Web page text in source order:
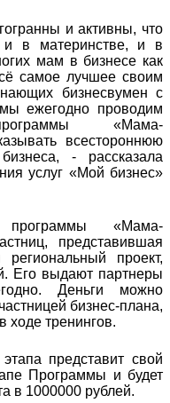
и активны, что
и в материнстве, и в
мам в бизнесе как
самое лучшее своим
бизнесвумен с
ежегодно проводим
«Мама-
всестороннюю
- рассказала
услуг «Мой бизнес»
«Мама-
представившая
проект,
Его выдают партнеры
Деньги можно
бизнес-плана,
ходе тренингов.
представит свой
Программы и будет
в 1000000 рублей.